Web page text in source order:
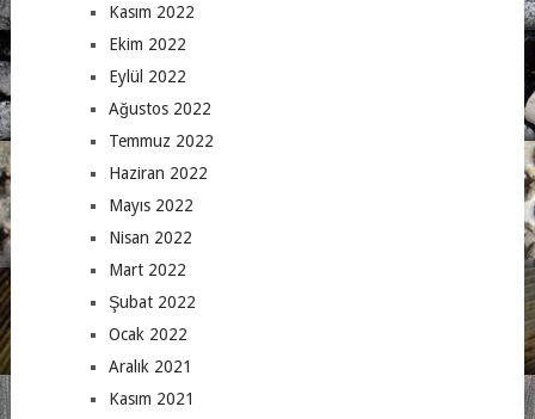
Kasım 2022
Ekim 2022
Eylül 2022
Ağustos 2022
Temmuz 2022
Haziran 2022
Mayıs 2022
Nisan 2022
Mart 2022
Şubat 2022
Ocak 2022
Aralık 2021
Kasım 2021